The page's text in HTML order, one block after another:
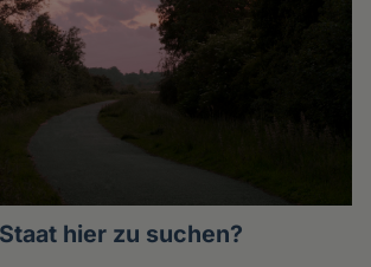
hier zu suchen?